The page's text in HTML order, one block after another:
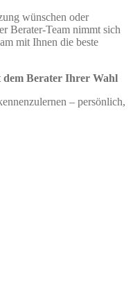
wünschen oder
Berater-Team nimmt sich
mit Ihnen die beste
dem Berater Ihrer Wahl
– persönlich,